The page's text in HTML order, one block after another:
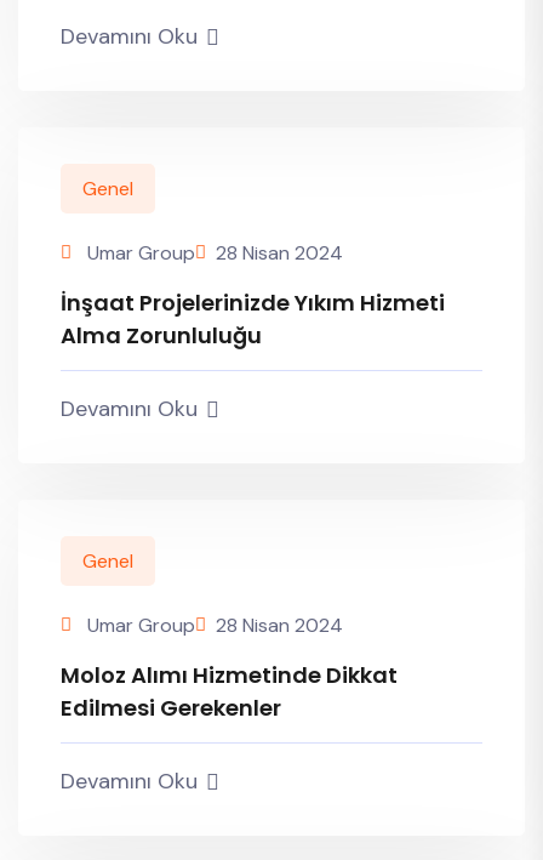
Devamını Oku
Genel
Umar Group 28 Nisan 2024
İnşaat Projelerinizde Yıkım Hizmeti
Alma Zorunluluğu
Devamını Oku
Genel
Umar Group 28 Nisan 2024
Moloz Alımı Hizmetinde Dikkat
Edilmesi Gerekenler
Devamını Oku